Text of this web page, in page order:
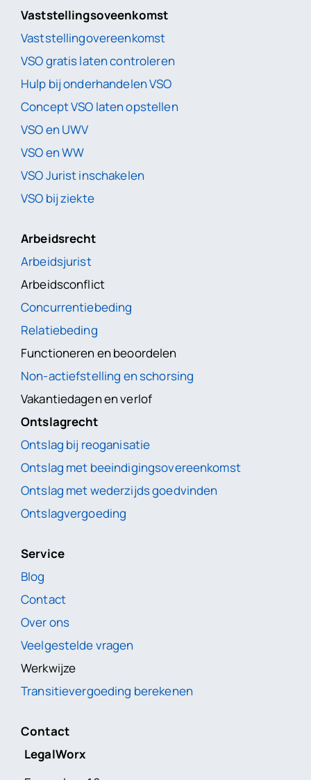
Vaststellingsoveenkomst
Vaststellingovereenkomst
VSO gratis laten controleren
Hulp bij onderhandelen VSO
Concept VSO laten opstellen
VSO en UWV
VSO en WW
VSO Jurist inschakelen
VSO bij ziekte
Arbeidsrecht
Arbeidsjurist
Arbeidsconflict
Concurrentiebeding
Relatiebeding
Functioneren en beoordelen
Non-actiefstelling en schorsing
Vakantiedagen en verlof
Ontslagrecht
Ontslag bij reoganisatie
Ontslag met beeindigingsovereenkomst
Ontslag met wederzijds goedvinden
Ontslagvergoeding
Service
Blog
Contact
Over ons
Veelgestelde vragen
Werkwijze
Transitievergoeding berekenen
Contact
LegalWorx